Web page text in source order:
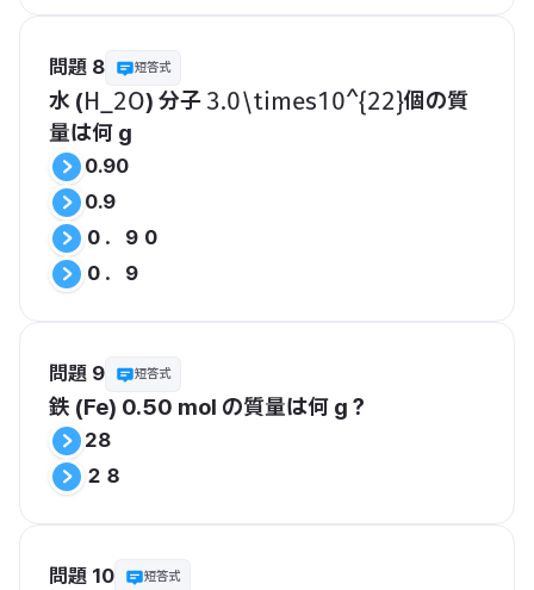
問題 8 短答式
水 (​H_2O​) 分子 ​3.0\times10^{22}​個の質
量は何 g
0.90
0.9
０．９０
０．９
問題 9 短答式
鉄 (Fe) 0.50 mol の質量は何 g？
28
２８
問題 10 短答式